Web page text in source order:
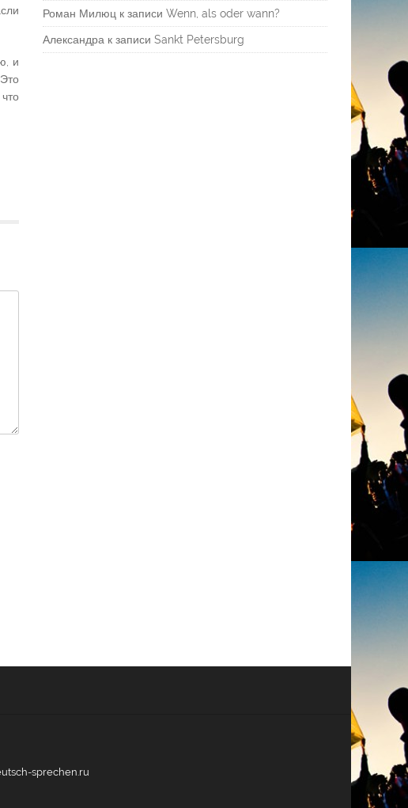
и
Роман Милюц к записи Wenn, als oder wann?
Александра к записи Sankt Petersburg
sprechen.ru